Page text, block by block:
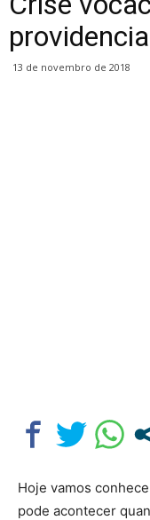
13 de novembro de 2018
Hoje vamos
pode acontecer